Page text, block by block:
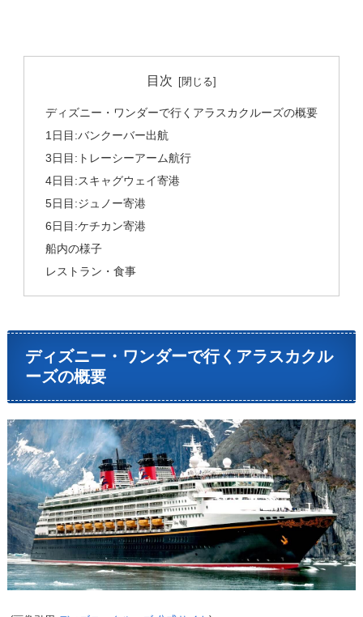
目次
ディズニー・ワンダーで行くアラスカクルーズの概要
1日目:バンクーバー出航
3日目:トレーシーアーム航行
4日目:スキャグウェイ寄港
5日目:ジュノー寄港
6日目:ケチカン寄港
船内の様子
レストラン・食事
ディズニー・ワンダーで行くアラスカクル
ーズの概要